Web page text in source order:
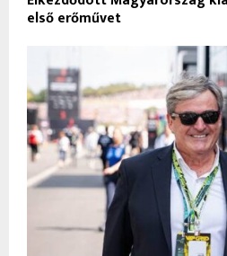
első erőművet